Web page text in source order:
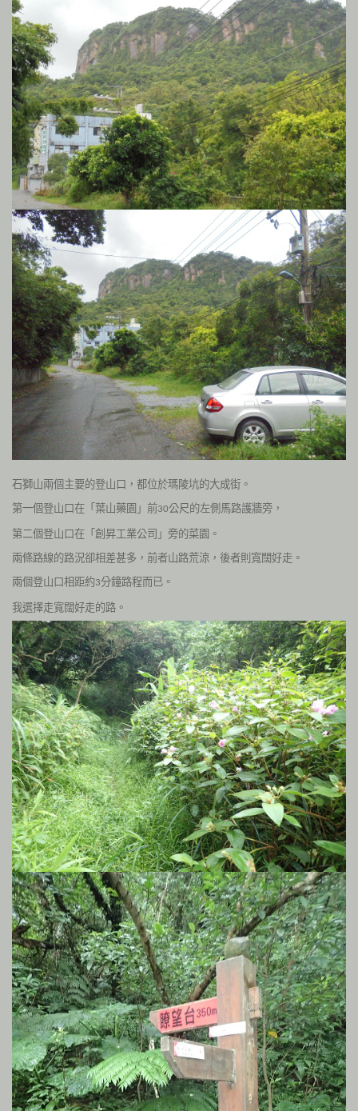
石獅山兩個主要的登山口，都位於瑪陵坑的大成街。
第一個登山口在「葉山藥園」前30公尺的左側馬路護牆旁，
第二個登山口在「創昇工業公司」旁的菜園。
兩條路線的路況卻相差甚多，前者山路荒涼，後者則寬闊好走。
兩個登山口相距約3分鐘路程而已。
我選擇走寬闊好走的路。